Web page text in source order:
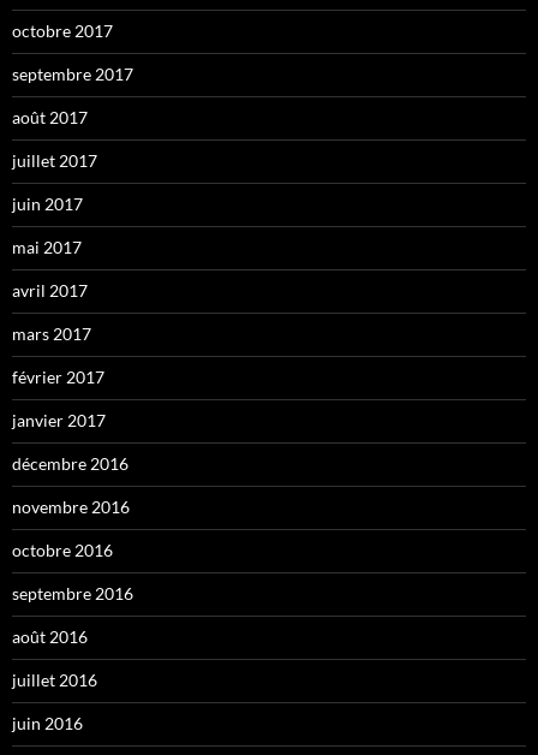
octobre 2017
septembre 2017
août 2017
juillet 2017
juin 2017
mai 2017
avril 2017
mars 2017
février 2017
janvier 2017
décembre 2016
novembre 2016
octobre 2016
septembre 2016
août 2016
juillet 2016
juin 2016